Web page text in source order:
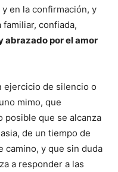
en la confirmación, y
confiada,
abrazado por el amor
ejercicio de silencio o
mimo, que
posible que se alcanza
de un tiempo de
camino, y que sin duda
a responder a las